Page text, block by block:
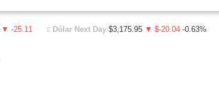
▼ -25.11 Dólar Next Day $3,175.95 ▼ $-20.04 -0.63%